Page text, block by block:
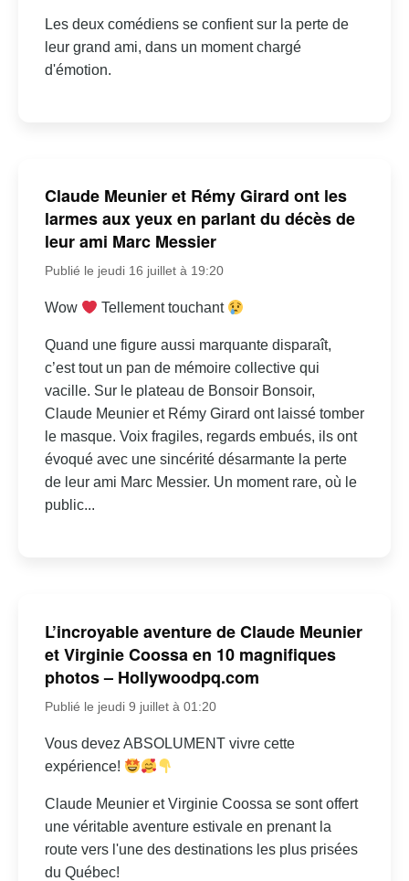
Les deux comédiens se confient sur la perte de
leur grand ami, dans un moment chargé
d'émotion.
Claude Meunier et Rémy Girard ont les
larmes aux yeux en parlant du décès de
leur ami Marc Messier
Publié le jeudi 16 juillet à 19:20
Wow Tellement touchant
Quand une figure aussi marquante disparaît,
c’est tout un pan de mémoire collective qui
vacille. Sur le plateau de Bonsoir Bonsoir,
Claude Meunier et Rémy Girard ont laissé tomber
le masque. Voix fragiles, regards embués, ils ont
évoqué avec une sincérité désarmante la perte
de leur ami Marc Messier. Un moment rare, où le
public...
L’incroyable aventure de Claude Meunier
et Virginie Coossa en 10 magnifiques
photos – Hollywoodpq.com
Publié le jeudi 9 juillet à 01:20
Vous devez ABSOLUMENT vivre cette
expérience!
Claude Meunier et Virginie Coossa se sont offert
une véritable aventure estivale en prenant la
route vers l'une des destinations les plus prisées
du Québec!